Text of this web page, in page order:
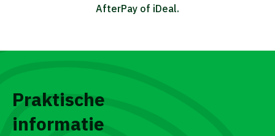
AfterPay of iDeal.
Praktische
informatie